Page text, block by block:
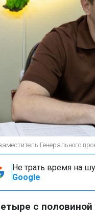
Генерального
Не трать время на
Google
с